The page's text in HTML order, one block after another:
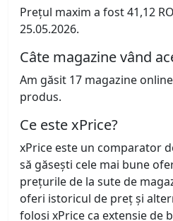
Prețul maxim a fost 41,12
25.05.2026.
Câte magazine vând
Am găsit 17 magazine
produs.
Ce este xPrice?
xPrice este un comparator
să găsești cele mai bune
prețurile de la sute de
oferi istoricul de preț și
folosi xPrice ca extensie de